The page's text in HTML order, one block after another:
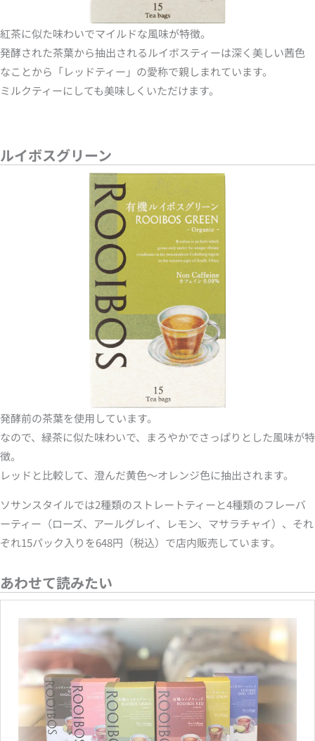
紅茶に似た味わいでマイルドな風味が特徴。
発酵された茶葉から抽出されるルイボスティーは深く美しい茜色
なことから「レッドティー」の愛称で親しまれています。
ミルクティーにしても美味しくいただけます。
ルイボスグリーン
発酵前の茶葉を使用しています。
なので、緑茶に似た味わいで、まろやかでさっぱりとした風味が特
徴。
レッドと比較して、澄んだ黄色～オレンジ色に抽出されます。
ソサンスタイルでは2種類のストレートティーと4種類のフレーバ
ーティー（ローズ、アールグレイ、レモン、マサラチャイ）、それ
ぞれ15パック入りを648円（税込）で店内販売しています。
あわせて読みたい